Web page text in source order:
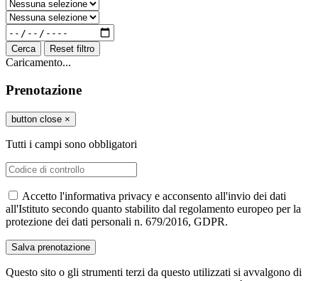
Cerca Reset filtro
Caricamento...
Prenotazione
button close ×
Tutti i campi sono obbligatori
Accetto l'informativa privacy e acconsento all'invio dei dati
all'Istituto secondo quanto stabilito dal regolamento europeo per la
protezione dei dati personali n. 679/2016, GDPR.
Questo sito o gli strumenti terzi da questo utilizzati si avvalgono di